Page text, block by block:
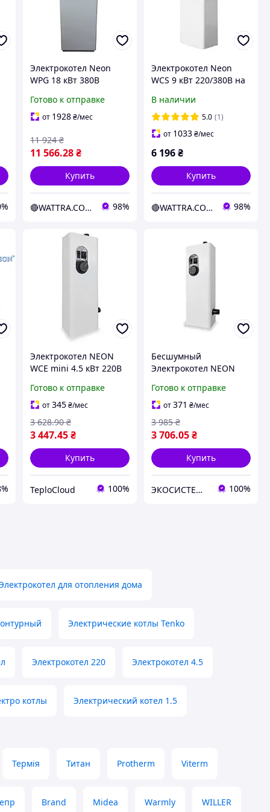
Электрокотел Neon
WPG 18 кВт 380В
TAKEL (G118222p)
Готово к отправке
от 1928 ₴/мес
11 566.28 ₴
11 924 ₴
Купить
🔴WATTRA.COM.UA - дело техники... 98%
Электрокотел Neon
WCS 9 кВт 220/380В на
(s19312)
В наличии
5.0 (1)
от 1033₴/мес
6 196₴
Купить
🔴WATTRA.COM.UA - дело техники... 98%
Электрокотел NEON
WCE mini 4.5 кВт 220В
настенный бесшумный
Готово к отправке
от345 ₴/мес
3 447.45 ₴
3 628.90 ₴
Купить
TeploCloud 100%
Бесшумный
Электрокотел NEON
Готово к отправке
от371 ₴/мес
3 706.05₴
3 985 ₴
Купить
ЭКОСИСТЕМ ИНЖИНИРИНГ ООО 100%
для отопления дома
Электрические котлы Tenko
Электрокотел 220 Электрокотел 4.5
котлы Электрический котел 1.5
Термія Титан Protherm Viterm
Brand Midea Warmly WILLER